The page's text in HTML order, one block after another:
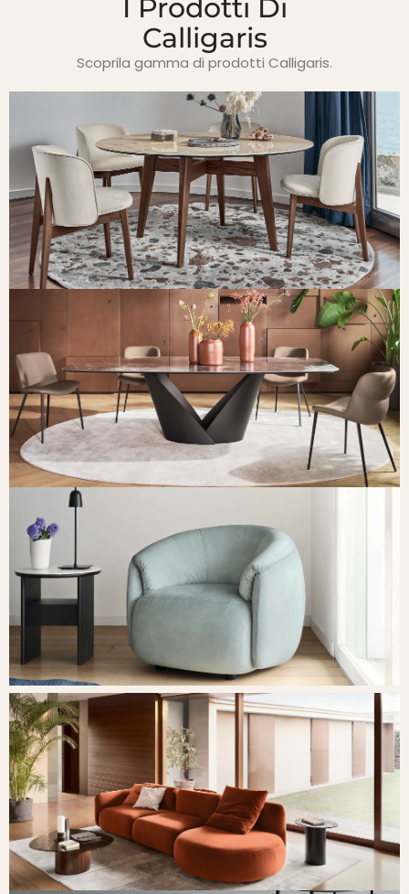
I Prodotti Di
Calligaris
Scoprila gamma di prodotti Calligaris.